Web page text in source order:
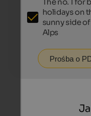
holidays on
sunny side
Alps
Prośba o